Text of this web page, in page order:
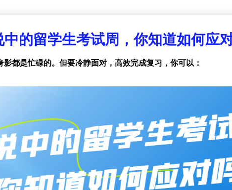
中的留学生考试周，你知道如何应
都是忙碌的。但要冷静面对，高效完成复习，你可以：